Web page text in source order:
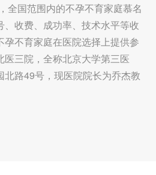
全国范围内的不孕不育家庭慕名
收费、成功率、技术水平等收
不育家庭在医院选择上提供参
三院，全称北京大学第三医
北路49号，现医院院长为乔杰教